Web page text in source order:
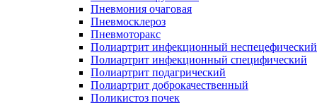
Пневмония очаговая
Пневмосклероз
Пневмоторакс
Полиартрит инфекционный неспецефический
Полиартрит инфекционный специфический
Полиартрит подагрический
Полиартрит доброкачественный
Поликистоз почек